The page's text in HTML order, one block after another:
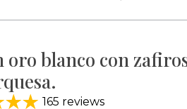
oro blanco con
165 reviews